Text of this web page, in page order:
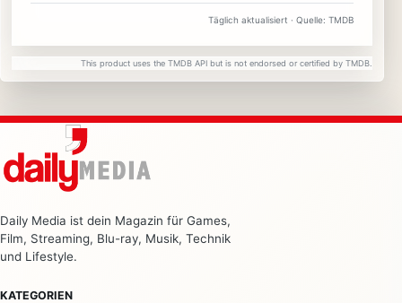
Täglich aktualisiert · Quelle: TMDB
This product uses the TMDB API but is not endorsed or certified by TMDB.
Daily Media ist dein Magazin für Games,
Film, Streaming, Blu-ray, Musik, Technik
und Lifestyle.
KATEGORIEN